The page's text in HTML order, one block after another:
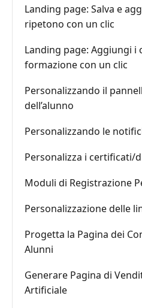
Landing page: Salva e
ripetono con un clic
Landing page: Aggiungi i
formazione con un clic
Personalizzando il
dell’alunno
Personalizzando le
Personalizza i certificati/
Moduli di Registrazione
Personalizzazione delle
Progetta la Pagina dei
Alunni
Generare Pagina di
Artificiale